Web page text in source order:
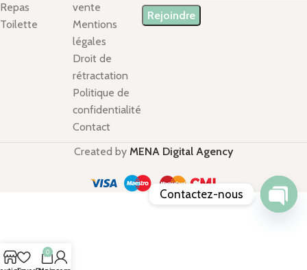
Repas
Toilette
vente
Mentions
légales
Droit de
rétractation
Politique de
confidentialité
Contact
Created by MENA Digital Agency
0
Contactez-nous